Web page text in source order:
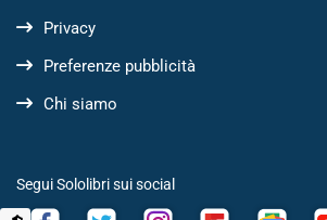
Privacy
Preferenze pubblicità
Chi siamo
Segui Sololibri sui social